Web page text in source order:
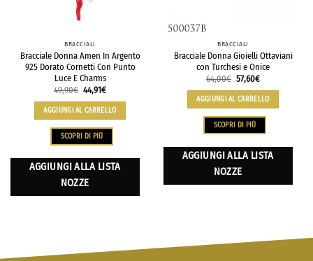
BRACCIALI
Bracciale Donna Amen In Argento
925 Dorato Cornetti Con Punto
Luce E Charms
49,90€ 44,91€
AGGIUNGI AL CARRELLO
SCOPRI DI PIÙ
AGGIUNGI ALLA LISTA
NOZZE
BRACCIALI
Bracciale Donna Gioielli Ottaviani
con Turchesi e Onice
64,00€ 57,60€
AGGIUNGI AL CARRELLO
SCOPRI DI PIÙ
AGGIUNGI ALLA LISTA
NOZZE